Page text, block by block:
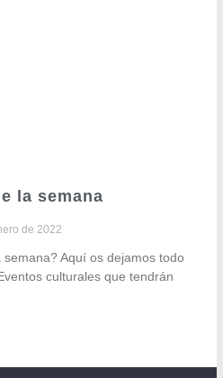
la semana
de 2022
Aquí os dejamos todo
culturales que tendrán